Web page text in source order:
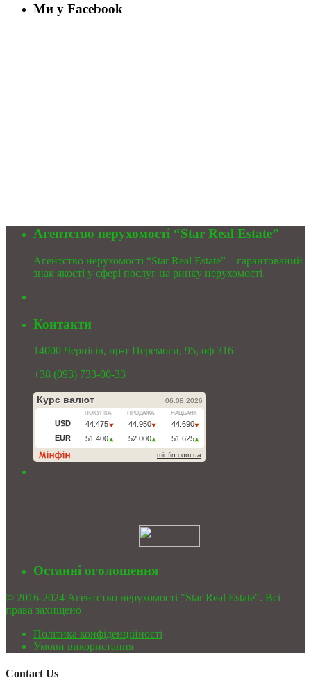
Ми у Facebook
Агентство нерухомості “Star Real Estate”
Агентство нерухомості “Star Real Estate” – гарантований
знак якості у сфері послуг на ринку нерухомості.
Контакти
14000 Чернігів, пр-т Перемоги, 95, оф 316
+38 (093) 733-00-33
Останні оголошення
© 2016-2024 Агентство нерухомості "Star Real Estate". Всі
права захищено
Політика конфіденційності
Умови використання
Contact Us